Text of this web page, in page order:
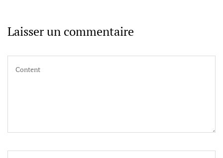
Laisser un commentaire